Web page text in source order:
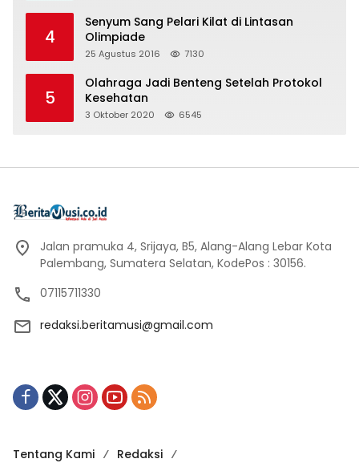
4
Senyum Sang Pelari Kilat di Lintasan
Olimpiade
25 Agustus 2016 7130
5
Olahraga Jadi Benteng Setelah Protokol
Kesehatan
3 Oktober 2020 6545
Jalan pramuka 4, Srijaya, B5, Alang-Alang Lebar Kota
Palembang, Sumatera Selatan, KodePos : 30156.
07115711330
redaksi.beritamusi@gmail.com
Tentang Kami
Redaksi